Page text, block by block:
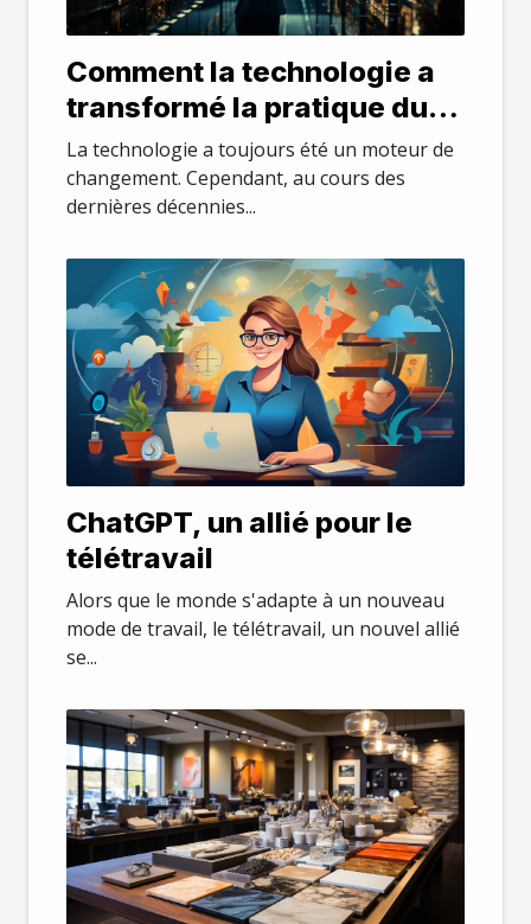
Comment la technologie a
transformé la pratique du
droit
La technologie a toujours été un moteur de
changement. Cependant, au cours des
dernières décennies...
ChatGPT, un allié pour le
télétravail
Alors que le monde s'adapte à un nouveau
mode de travail, le télétravail, un nouvel allié
se...